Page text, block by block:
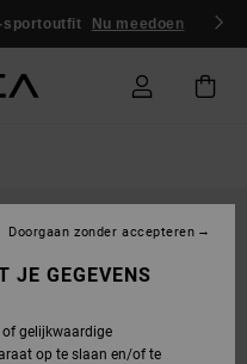
sportoutfit Nu meedoen
JE GEGEVENS
gelijkwaardige
op te slaan en/of te
Doorgaan zonder accepteren